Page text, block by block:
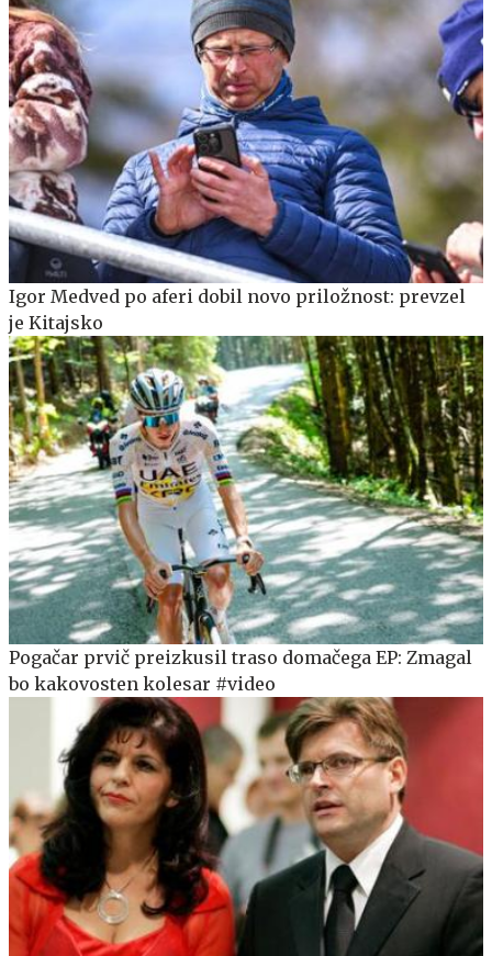
Igor Medved po aferi dobil novo priložnost: prevzel
je Kitajsko
Pogačar prvič preizkusil traso domačega EP: Zmagal
bo kakovosten kolesar #video